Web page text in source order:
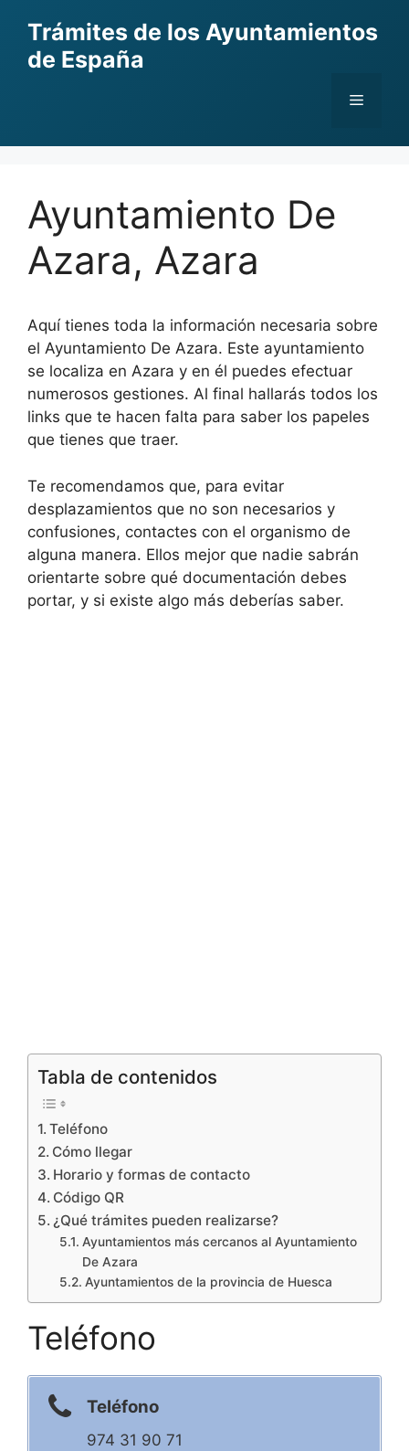
content
Trámites de los Ayuntamientos
de España
Menu
Ayuntamiento De
Azara, Azara
Aquí tienes toda la información necesaria sobre
el Ayuntamiento De Azara. Este ayuntamiento
se localiza en Azara y en él puedes efectuar
numerosos gestiones. Al final hallarás todos los
links que te hacen falta para saber los papeles
que tienes que traer.
Te recomendamos que, para evitar
desplazamientos que no son necesarios y
confusiones, contactes con el organismo de
alguna manera. Ellos mejor que nadie sabrán
orientarte sobre qué documentación debes
portar, y si existe algo más deberías saber.
Tabla de contenidos
Teléfono
Cómo llegar
Horario y formas de contacto
Código QR
¿Qué trámites pueden realizarse?
Ayuntamientos más cercanos al Ayuntamiento
De Azara
Ayuntamientos de la provincia de Huesca
Teléfono
Teléfono
974 31 90 71